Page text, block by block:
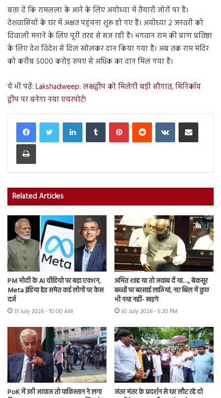
बता दें कि रामलला के आने के लिए अयोध्या में तैयारी जोरों पर हैं।
देशवासियों के घर में अक्षत पहुंचना शुरू हो गए हैं। अयोध्या 2 जनवरी को
दिवाली मनाने के लिए पूरी तरह से सज रही है। भगवान राम की प्राण प्रतिष्ठा
के लिए देश विदेश से दिल खोलकर दान किया गया है। अब तक राम मंदिर
को करीब 5000 करोड़ रुपए से अधिक का दान मिल गया है।
ये भी पढ़ें: Lakshadweep: लक्षद्वीप को मिलेगी बड़ी सौगात, मिनिकॉय
द्वीप पर बनेगा नया एयरपोर्ट!
LinkedInTumblr PinterestReddit VKontakteShare via Email
Print
Related Articles
PM मोदी के AI वीडियो पर बड़ा एक्शन,
Meta इंडिया हेड समेत कई लोगों पर केस
दर्ज
31 July 2026 - 10:00 AM
अमित शाह या तो जवाब दें या…., बेकसूर
बच्चों पर बरसाई लाठियां, नए बिल में कुछ
भी नया नहीं- खड़गे
30 July 2026 - 5:20 PM
PoK में उठी आवाज तो पाकिस्तान ने लगा
जंतर मंतर के प्रदर्शन से घर लौट रहे दो